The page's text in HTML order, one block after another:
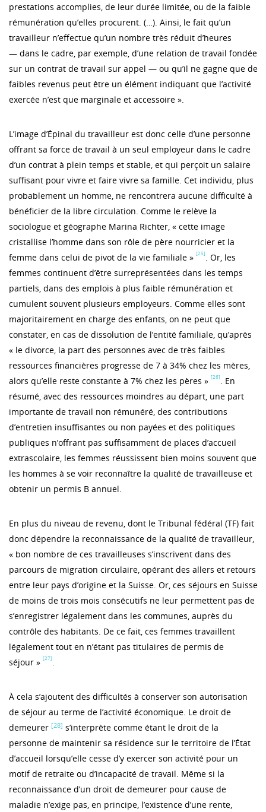
prestations accomplies, de leur durée limitée, ou de la faible
rémunération qu’elles procurent. (…). Ainsi, le fait qu’un
travailleur n’effectue qu’un nombre très réduit d’heures
— dans le cadre, par exemple, d’une relation de travail fondée
sur un contrat de travail sur appel — ou qu’il ne gagne que de
faibles revenus peut être un élément indiquant que l’activité
exercée n’est que marginale et accessoire ».
L’image d’Épinal du travailleur est donc celle d’une personne
offrant sa force de travail à un seul employeur dans le cadre
d’un contrat à plein temps et stable, et qui perçoit un salaire
suffisant pour vivre et faire vivre sa famille. Cet individu, plus
probablement un homme, ne rencontrera aucune difficulté à
bénéficier de la libre circulation. Comme le relève la
sociologue et géographe Marina Richter, « cette image
cristallise l’homme dans son rôle de père nourricier et la
femme dans celui de pivot de la vie familiale » [25] . Or, les
femmes continuent d’être surreprésentées dans les temps
partiels, dans des emplois à plus faible rémunération et
cumulent souvent plusieurs employeurs. Comme elles sont
majoritairement en charge des enfants, on ne peut que
constater, en cas de dissolution de l’entité familiale, qu’après
« le divorce, la part des personnes avec de très faibles
ressources financières progresse de 7 à 34% chez les mères,
alors qu’elle reste constante à 7% chez les pères » [26] . En
résumé, avec des ressources moindres au départ, une part
importante de travail non rémunéré, des contributions
d’entretien insuffisantes ou non payées et des politiques
publiques n’offrant pas suffisamment de places d’accueil
extrascolaire, les femmes réussissent bien moins souvent que
les hommes à se voir reconnaître la qualité de travailleuse et
obtenir un permis B annuel.
En plus du niveau de revenu, dont le Tribunal fédéral (TF) fait
donc dépendre la reconnaissance de la qualité de travailleur,
« bon nombre de ces travailleuses s’inscrivent dans des
parcours de migration circulaire, opérant des allers et retours
entre leur pays d’origine et la Suisse. Or, ces séjours en Suisse
de moins de trois mois consécutifs ne leur permettent pas de
s’enregistrer légalement dans les communes, auprès du
contrôle des habitants. De ce fait, ces femmes travaillent
légalement tout en n’étant pas titulaires de permis de
séjour » [27] .
À cela s’ajoutent des difficultés à conserver son autorisation
de séjour au terme de l’activité économique. Le droit de
demeurer [28] s’interprète comme étant le droit de la
personne de maintenir sa résidence sur le territoire de l’État
d’accueil lorsqu’elle cesse d’y exercer son activité pour un
motif de retraite ou d’incapacité de travail. Même si la
reconnaissance d’un droit de demeurer pour cause de
maladie n’exige pas, en principe, l’existence d’une rente,